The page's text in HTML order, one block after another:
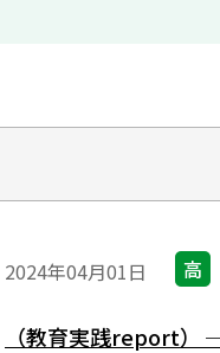
2024年04月01日 高
（教育実践report）